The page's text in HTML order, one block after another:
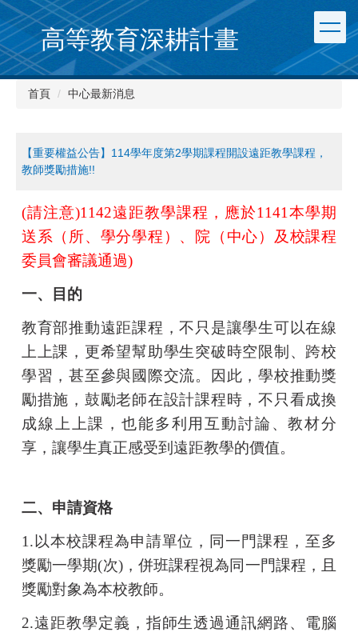
跳
到
主
要
內
高等教育深耕計畫
首頁 中心最新消息
【重要權益公告】114學年度第2學期課程開設遠距教學課程，
教師獎勵措施!!
(請注意)1142遠距教學課程，應於1141 本學期
送系（所、學分學程）、院（中心）及校課程
委員會審議通過)
一、目的
教育部推動遠距課程，不只是讓學生可以在線
上上課，更希望幫助學生突破時空限制、跨校
學習，甚至參與國際交流。因此，學校推動獎
勵措施，鼓勵老師在設計課程時，不只看成換
成線上上課，也能多利用互動討論、教材分
享，讓學生真正感受到遠距教學的價值。
二、申請資格
1. 以本校課程為申請單位，同一門課程，至多
獎勵一學期(次)，併班課程視為同一門課程，且
獎勵對象為本校教師。
2.遠距教學定義，指師生透過通訊網路、電腦